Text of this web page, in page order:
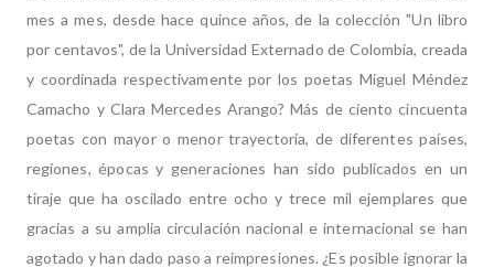
mes a mes, desde hace quince años, de la colección "Un libro
por centavos", de la Universidad Externado de Colombia, creada
y coordinada respectivamente por los poetas Miguel Méndez
Camacho y Clara Mercedes Arango? Más de ciento cincuenta
poetas con mayor o menor trayectoria, de diferentes países,
regiones, épocas y generaciones han sido publicados en un
tiraje que ha oscilado entre ocho y trece mil ejemplares que
gracias a su amplia circulación nacional e internacional se han
agotado y han dado paso a reimpresiones. ¿Es posible ignorar la